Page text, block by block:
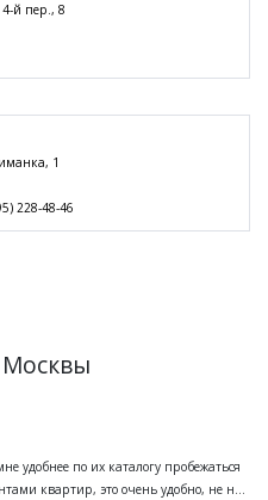
й пер., 8
1
228-48-46
удобнее по их каталогу пробежаться
квартир, это очень удобно, не н...